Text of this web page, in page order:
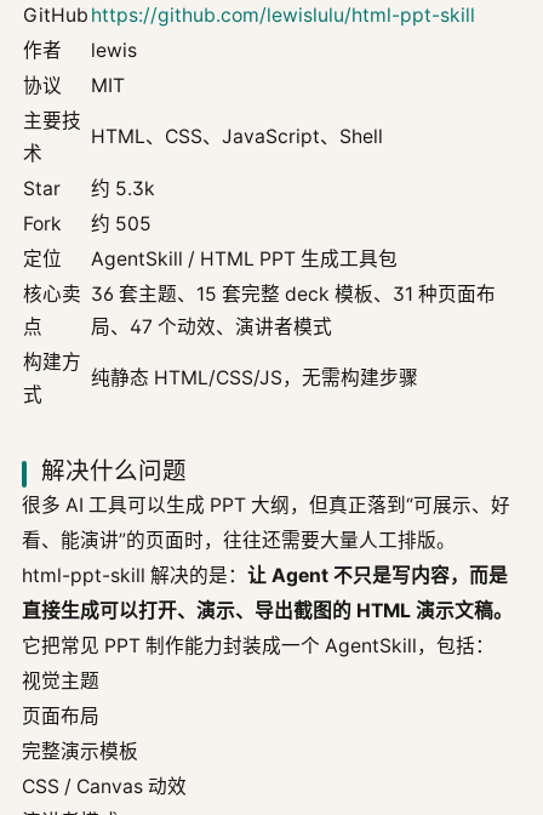
GitHub https://github.com/lewislulu/html-ppt-skill
作者
lewis
协议
MIT
主要技
术
HTML、CSS、JavaScript、Shell
Star
约 5.3k
Fork
约 505
定位
AgentSkill / HTML PPT 生成工具包
核心卖
点
36 套主题、15 套完整 deck 模板、31 种页面布
局、47 个动效、演讲者模式
构建方
式
纯静态 HTML/CSS/JS，无需构建步骤
解决什么问题
很多 AI 工具可以生成 PPT 大纲，但真正落到“可展示、好
看、能演讲”的页面时，往往还需要大量人工排版。
html-ppt-skill 解决的是： 让 Agent 不只是写内容，而是
直接生成可以打开、演示、导出截图的 HTML 演示文稿。
它把常见 PPT 制作能力封装成一个 AgentSkill，包括：
视觉主题
页面布局
完整演示模板
CSS / Canvas 动效